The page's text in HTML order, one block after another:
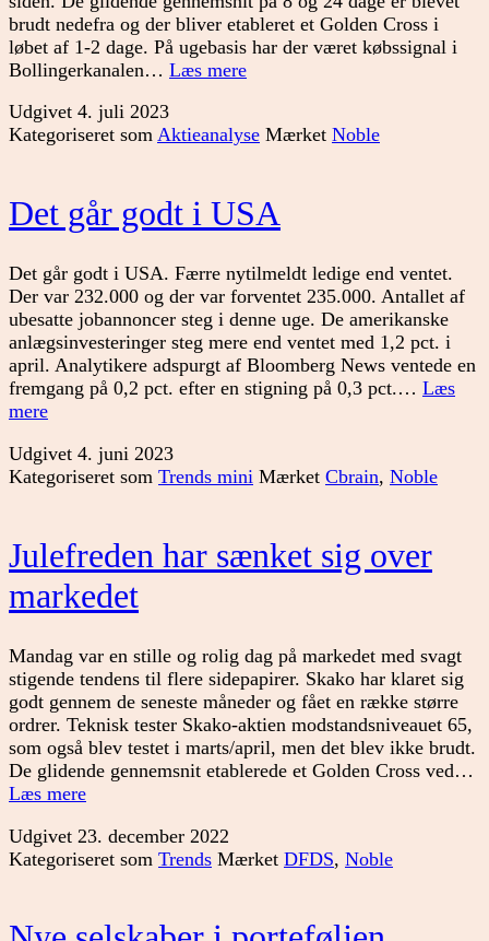
brudt nedefra og der bliver etableret et Golden Cross i
løbet af 1-2 dage. På ugebasis har der været købssignal i
Bollingerkanalen… Læs mereNoble
holder
Udgivet 4. juli 2023
Kategoriseret som Aktieanalyse Mærket Noble
Det går godt i USA
Det går godt i USA. Færre nytilmeldt ledige end ventet.
Der var 232.000 og der var forventet 235.000. Antallet af
ubesatte jobannoncer steg i denne uge. De amerikanske
anlægsinvesteringer steg mere end ventet med 1,2 pct. i
april. Analytikere adspurgt af Bloomberg News ventede en
fremgang på 0,2 pct. efter en stigning på 0,3 pct.… Læs
mereDet
godt
i
Udgivet 4. juni 2023
Kategoriseret som Trends mini Mærket Cbrain, Noble
Julefreden har sænket sig over
markedet
Mandag var en stille og rolig dag på markedet med svagt
stigende tendens til flere sidepapirer. Skako har klaret sig
godt gennem de seneste måneder og fået en række større
ordrer. Teknisk tester Skako-aktien modstandsniveauet 65,
som også blev testet i marts/april, men det blev ikke brudt.
De glidende gennemsnit etablerede et Golden Cross ved…
Læs mereJulefreden
sænket
sig
Udgivet 23. december 2022
Kategoriseret som Trends Mærket DFDS, Noble